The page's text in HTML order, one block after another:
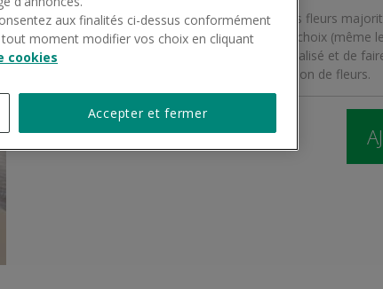
Confectionné par un fleuriste local avec des fleurs
Livré dès aujourd'hui ou à la date de votre choix (même
Possibilité d'ajouter un ruban deuil personnalisé et de
Carte de condoléances jointe à votre livraison de fleurs.
Livraison de votre produit en :France
aux finalités ci-dessus conformément
moment modifier vos choix en cliquant
cookies
Accepter et fermer